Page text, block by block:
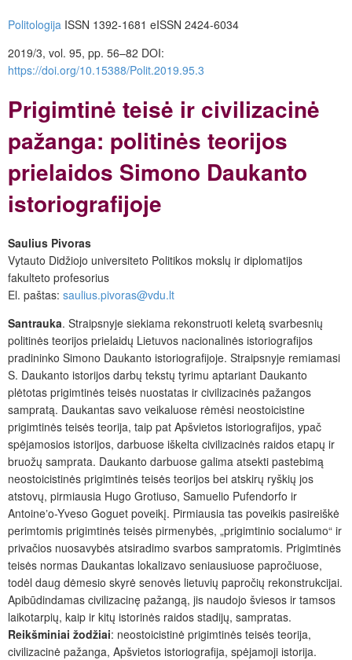
Politologija ISSN 1392-1681 eISSN 2424-6034
2019/3, vol. 95, pp. 56–82 DOI:
https://doi.org/10.15388/Polit.2019.95.3
Prigimtinė teisė ir civilizacinė
pažanga: politinės teorijos
prielaidos Simono Daukanto
istoriografijoje
Saulius Pivoras
Vytauto Didžiojo universiteto Politikos mokslų ir diplomatijos
fakulteto profesorius
El. paštas: saulius.pivoras@vdu.lt
Santrauka. Straipsnyje siekiama rekonstruoti keletą svarbesnių
politinės teorijos prielaidų Lietuvos nacionalinės istoriografijos
pradininko Simono Daukanto istoriografijoje. Straipsnyje remiamasi
S. Daukanto istorijos darbų tekstų tyrimu aptariant Daukanto
plėtotas prigimtinės teisės nuostatas ir civilizacinės pažangos
sampratą. Daukantas savo veikaluose rėmėsi neostoicistine
prigimtinės teisės teorija, taip pat Apšvietos istoriografijos, ypač
spėjamosios istorijos, darbuose iškelta civilizacinės raidos etapų ir
bruožų samprata. Daukanto darbuose galima atsekti pastebimą
neostoicistinės prigimtinės teisės teorijos bei atskirų ryškių jos
atstovų, pirmiausia Hugo Grotiuso, Samuelio Pufendorfo ir
Antoineʼo-Yveso Goguet poveikį. Pirmiausia tas poveikis pasireiškė
perimtomis prigimtinės teisės pirmenybės, „prigimtinio socialumo“ ir
privačios nuosavybės atsiradimo svarbos sampratomis. Prigimtinės
teisės normas Daukantas lokalizavo seniausiuose papročiuose,
todėl daug dėmesio skyrė senovės lietuvių papročių rekonstrukcijai.
Apibūdindamas civilizacinę pažangą, jis naudojo šviesos ir tamsos
laikotarpių, kaip ir kitų istorinės raidos stadijų, sampratas.
Reikšminiai žodžiai: neostoicistinė prigimtinės teisės teorija,
civilizacinė pažanga, Apšvietos istoriografija, spėjamoji istorija.